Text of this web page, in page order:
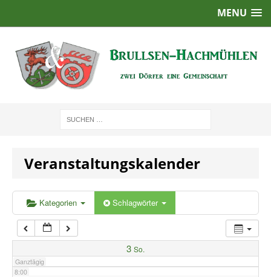
MENU
Veranstaltungskalender
Kategorien Schlagwörter
3 So.
Ganztägig
2:00
5:00
6:00
7:00
8:00